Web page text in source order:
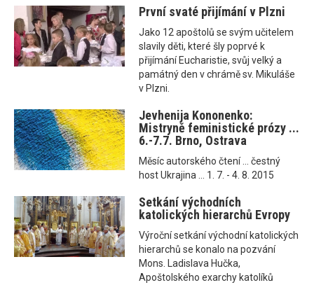
První svaté přijímání v Plzni
Jako 12 apoštolů se svým učitelem
slavily děti, které šly poprvé k
přijímání Eucharistie, svůj velký a
památný den v chrámě sv. Mikuláše
v Plzni.
Jevhenija Kononenko:
Mistryně feministické prózy ...
6.-7.7. Brno, Ostrava
Měsíc autorského čtení ... čestný
host Ukrajina ... 1. 7. - 4. 8. 2015
Setkání východních
katolických hierarchů Evropy
Výroční setkání východní katolických
hierarchů se konalo na pozvání
Mons. Ladislava Hučka,
Apoštolského exarchy katolíků